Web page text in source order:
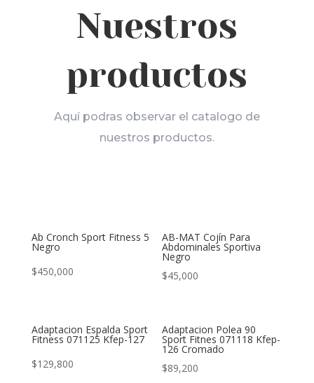
Nuestros
productos
Aquí podras observar el catalogo de
nuestros productos.
Ab Cronch Sport Fitness 5
Negro
$450,000
AB-MAT Cojín Para
Abdominales Sportiva
Negro
$45,000
Adaptacion Espalda Sport
Fitness 071125 Kfep-127
$129,800
Adaptacion Polea 90
Sport Fitnes 071118 Kfep-
126 Cromado
$89,200